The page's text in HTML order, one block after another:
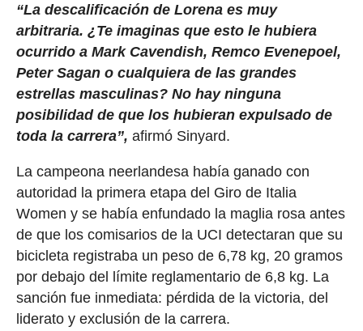
“La descalificación de Lorena es muy
arbitraria. ¿Te imaginas que esto le hubiera
ocurrido a Mark Cavendish, Remco Evenepoel,
Peter Sagan o cualquiera de las grandes
estrellas masculinas? No hay ninguna
posibilidad de que los hubieran expulsado de
toda la carrera”, afirmó Sinyard.
La campeona neerlandesa había ganado con
autoridad la primera etapa del Giro de Italia
Women y se había enfundado la maglia rosa antes
de que los comisarios de la UCI detectaran que su
bicicleta registraba un peso de 6,78 kg, 20 gramos
por debajo del límite reglamentario de 6,8 kg. La
sanción fue inmediata: pérdida de la victoria, del
liderato y exclusión de la carrera.